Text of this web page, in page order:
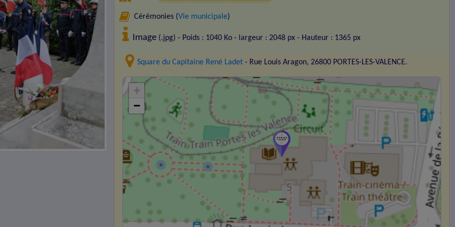
Cérémonies (Vie municipale)
Image (.jpg) - Poids : 1040 Ko - largeur : 2048 px - Hauteur : 1365 px
Square du Capitaine René Ladet - Rue Louis Aragon, 26800 PORTES-LES-VALENCE.
+
−